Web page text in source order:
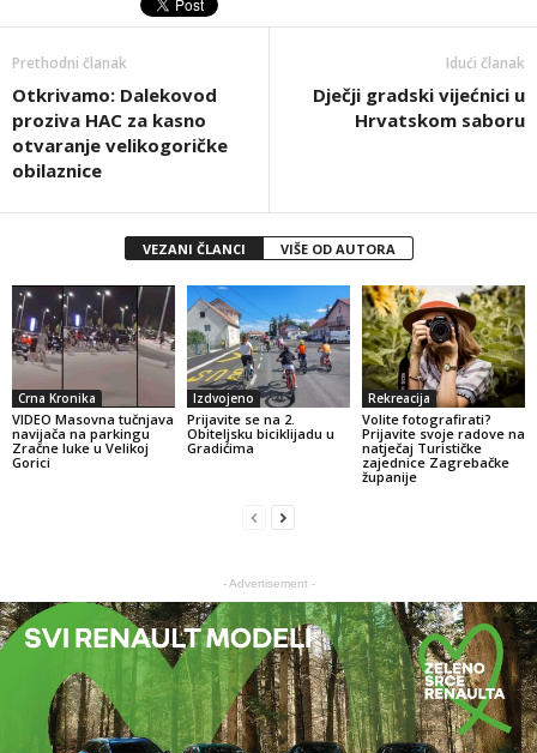
Prethodni članak
Otkrivamo: Dalekovod
proziva HAC za kasno
otvaranje velikogoričke
obilaznice
Idući članak
Dječji gradski vijećnici u
Hrvatskom saboru
VEZANI ČLANCI VIŠE OD AUTORA
Crna Kronika
VIDEO Masovna tučnjava
navijača na parkingu
Zračne luke u Velikoj
Gorici
Izdvojeno
Prijavite se na 2.
Obiteljsku biciklijadu u
Gradićima
Rekreacija
Volite fotografirati?
Prijavite svoje radove na
natječaj Turističke
zajednice Zagrebačke
županije
- Advertisement -